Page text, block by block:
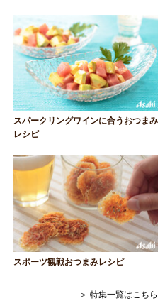
スパークリングワインに合うおつまみ
レシピ
スポーツ観戦おつまみレシピ
＞ 特集一覧はこちら